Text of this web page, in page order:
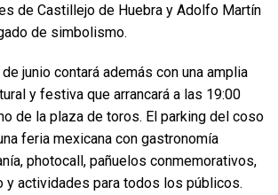
de Castillejo de Huebra y Adolfo Martín
de simbolismo.
junio contará además con una amplia
y festiva que arrancará a las 19:00
de la plaza de toros. El parking del coso
feria mexicana con gastronomía
photocall, pañuelos conmemorativos,
y actividades para todos los públicos.